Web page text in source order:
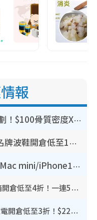
報
港大推賽馬會強化骨骼計劃！$100骨質密度X光檢查 完成免費運動訓練送超市禮券！附參加資格
開倉優惠 | 尖沙咀海港城名牌波鞋開倉低至1折！On鞋$899起／Joy&Peace鞋履$98起
豐澤優惠勁減低至44折！Mac mini/iPhone17Pro大減價！廚房家電$220起
開倉優惠｜尖沙咀名牌行李箱開倉低至4折！一連5日 American Tourister/ace./Hallmark $200起！
廚具開倉｜特福Tefal廚具/家電開倉低至3折！$220起買平底鍋/炒鑊/湯煲！電飯煲/吸塵機/燙斗$418起